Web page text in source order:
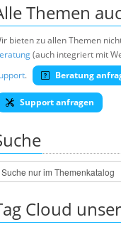
Themen
bieten zu allen Themen
(auch integriert mit
. Beratung
Support anfragen
Cloud